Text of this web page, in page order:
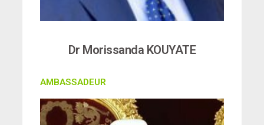
Dr Morissanda KOUYATE
AMBASSADEUR